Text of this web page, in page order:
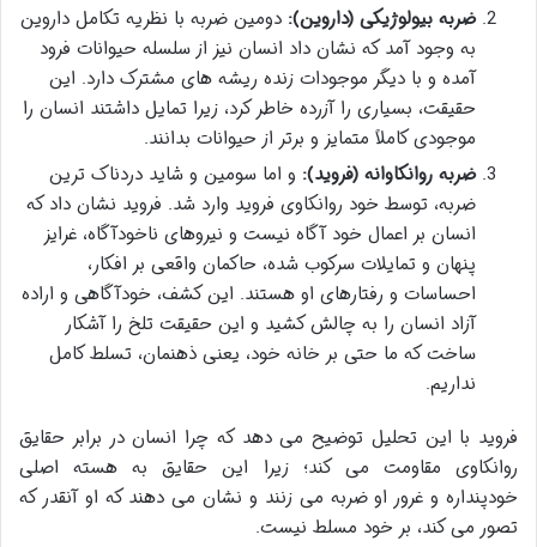
ضربه بیولوژیکی (داروین): دومین ضربه با نظریه تکامل داروین
به وجود آمد که نشان داد انسان نیز از سلسله حیوانات فرود
آمده و با دیگر موجودات زنده ریشه های مشترک دارد. این
حقیقت، بسیاری را آزرده خاطر کرد، زیرا تمایل داشتند انسان را
موجودی کاملاً متمایز و برتر از حیوانات بدانند.
ضربه روانکاوانه (فروید): و اما سومین و شاید دردناک ترین
ضربه، توسط خود روانکاوی فروید وارد شد. فروید نشان داد که
انسان بر اعمال خود آگاه نیست و نیروهای ناخودآگاه، غرایز
پنهان و تمایلات سرکوب شده، حاکمان واقعی بر افکار،
احساسات و رفتارهای او هستند. این کشف، خودآگاهی و اراده
آزاد انسان را به چالش کشید و این حقیقت تلخ را آشکار
ساخت که ما حتی بر خانه خود، یعنی ذهنمان، تسلط کامل
نداریم.
فروید با این تحلیل توضیح می دهد که چرا انسان در برابر حقایق
روانکاوی مقاومت می کند؛ زیرا این حقایق به هسته اصلی
خودپنداره و غرور او ضربه می زنند و نشان می دهند که او آنقدر که
تصور می کند، بر خود مسلط نیست.